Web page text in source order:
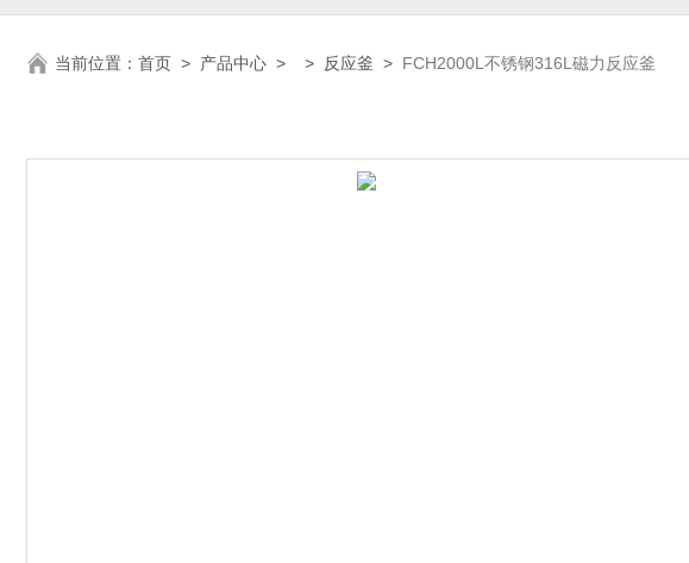
当前位置： 首页 > 产品中心 > > 反应釜 > FCH2000L不锈钢316L磁力反应釜